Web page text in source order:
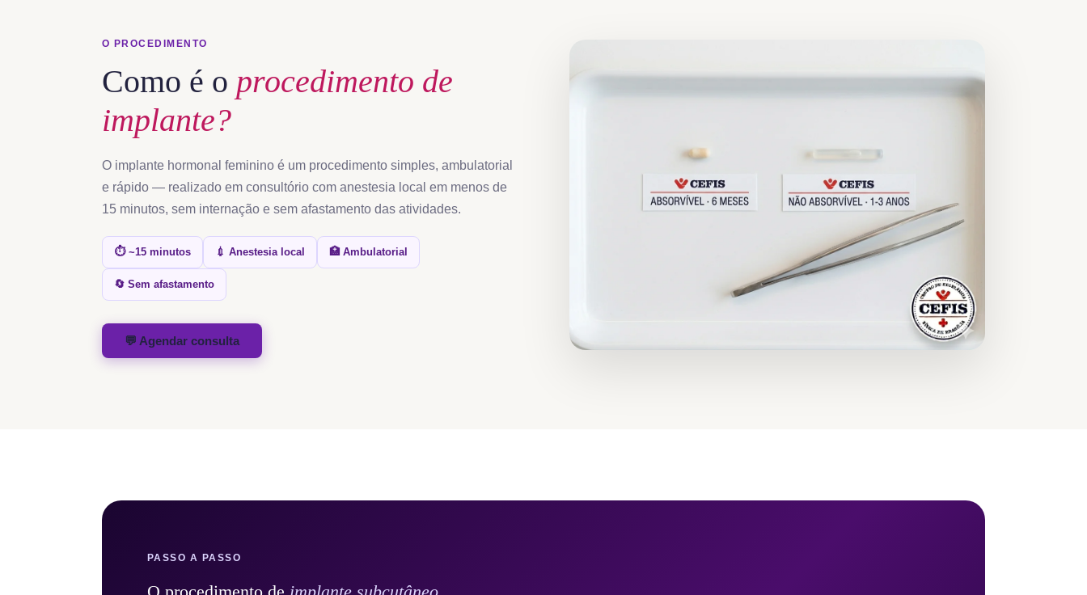
O PROCEDIMENTO
Como é o procedimento de
implante?
O implante hormonal feminino é um procedimento simples, ambulatorial
e rápido — realizado em consultório com anestesia local em menos de
15 minutos, sem internação e sem afastamento das atividades.
⏱️ ~15 minutos 💉 Anestesia local 🏥 Ambulatorial
🔄 Sem afastamento
💬 Agendar consulta
PASSO A PASSO